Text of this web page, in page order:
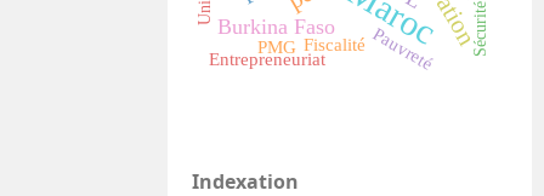
Burkina Faso Pauvreté
Fiscalité
Entrepreneuriat
PMG
Indexation